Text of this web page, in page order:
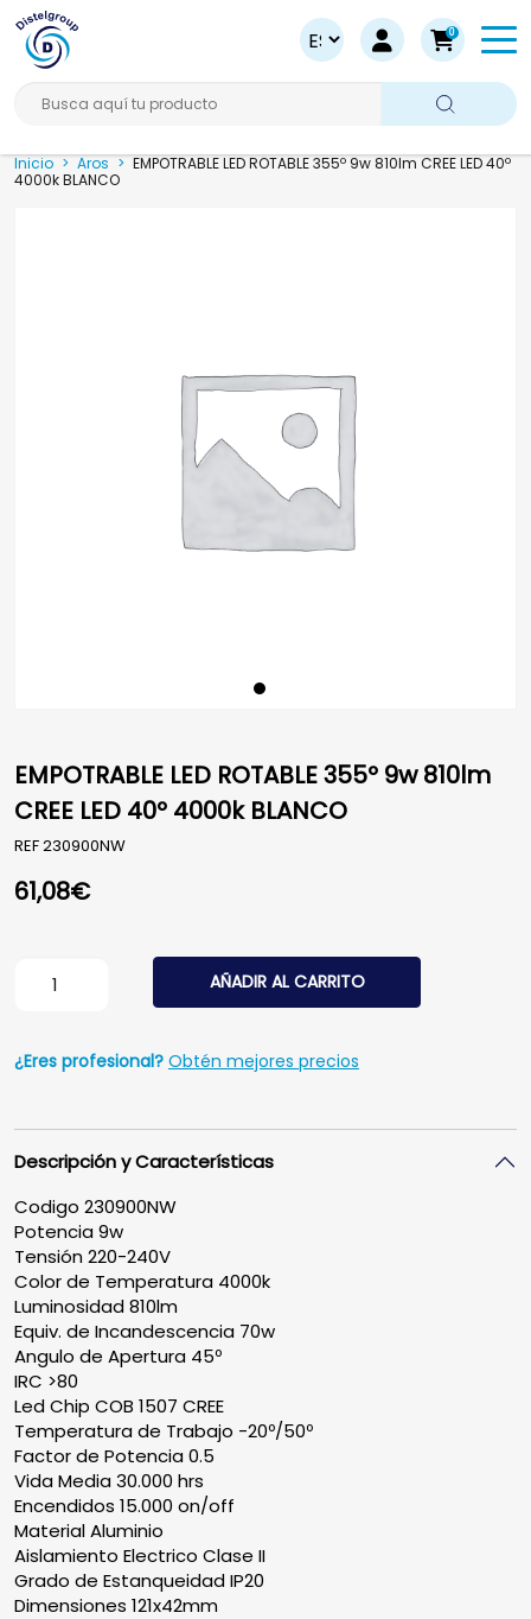
0
Busca aquí tu producto
Inicio > Aros > EMPOTRABLE LED ROTABLE 355º 9w 810lm CREE LED 40º
4000k BLANCO
EMPOTRABLE LED ROTABLE 355º 9w 810lm
CREE LED 40º 4000k BLANCO
REF230900NW
61,08€
EMPOTRABLE LED ROTABLE 355º 9w 810lm CREE LED
AÑADIR AL CARRITO
¿Eres profesional? Obtén mejores precios
Descripción y Características
Codigo 230900NW
Potencia 9w
Tensión 220-240V
Color de Temperatura 4000k
Luminosidad 810lm
Equiv. de Incandescencia 70w
Angulo de Apertura 45º
IRC >80
Led Chip COB 1507 CREE
Temperatura de Trabajo -20º/50º
Factor de Potencia 0.5
Vida Media 30.000 hrs
Encendidos 15.000 on/off
Material Aluminio
Aislamiento Electrico Clase II
Grado de Estanqueidad IP20
Dimensiones 121x42mm